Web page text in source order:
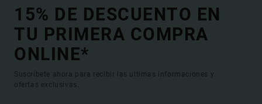
15% DE DESCUENTO EN
TU PRIMERA COMPRA
ONLINE*
Suscríbete ahora para recibir las ultimas informaciones y
ofertas exclusivas.